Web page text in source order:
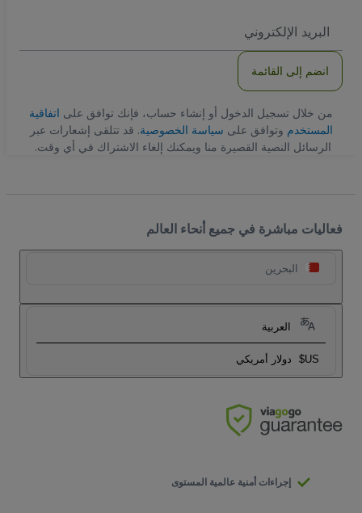
الاكتروني
انضم إلى القائمة
من خلال تسجيل الدخول أو إنشاء حساب، فإنك توافق على اتفاقية
المستخدم وتوافق على سياسة الخصوصية. قد تتلقى إشعارات عبر
الرسائل النصية القصيرة منا ويمكنك إلغاء الاشتراك في أي وقت.
فعاليات مباشرة في جميع أنحاء العالم
البحرين
العربية
US$ دولار أمريكي
إجراءات أمنية عالمية المستوى